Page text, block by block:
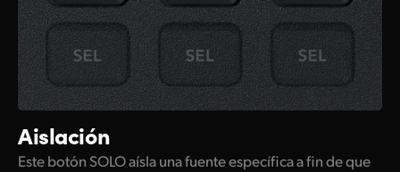
Aislación
Este botón SOLO aísla una fuente específica a fin de que